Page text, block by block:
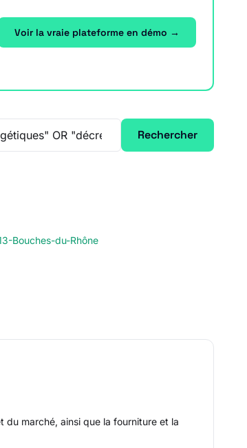
Voir la vraie plateforme en démo →
Rechercher
Bouches-du-Rhône
marché, ainsi que la fourniture et la